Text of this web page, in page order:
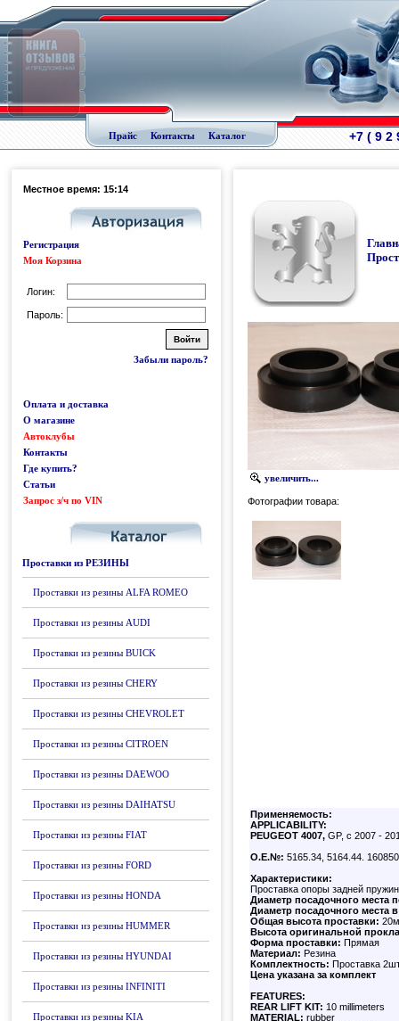
Прайс Контакты Каталог +7 ( 9 2
Местное время: 15:14
Регистрация
Моя Корзина
Логин:
Пароль:
Забыли пароль?
Оплата и доставка
О магазине
Автоклубы
Контакты
Где купить?
Статьи
Запрос з/ч по VIN
Проставки из РЕЗИНЫ
Проставки из резины ALFA ROMEO
Проставки из резины AUDI
Проставки из резины BUICK
Проставки из резины CHERY
Проставки из резины CHEVROLET
Проставки из резины CITROEN
Проставки из резины DAEWOO
Проставки из резины DAIHATSU
Проставки из резины FIAT
Проставки из резины FORD
Проставки из резины HONDA
Проставки из резины HUMMER
Проставки из резины HYUNDAI
Проставки из резины INFINITI
Проставки из резины KIA
увеличить...
Фотографии товара:
Применяемость:
APPLICABILITY:
PEUGEOT 4007, GP, с 2007 -
О.Е.№: 5165.34, 5164.44.
Характеристики:
Проставка опоры задней
Диаметр посадочного места
Диаметр посадочного места
Общая высота проставки:
Высота оригинальной
Форма проставки: Прямая
Материал: Резина
Комплектность: Проставка
Цена указана за комплект
FEATURES:
REAR LIFT KIT: 10 millimeters
MATERIAL: rubber